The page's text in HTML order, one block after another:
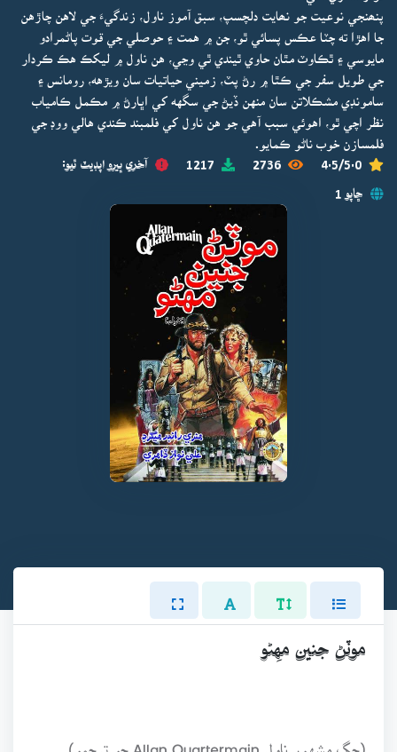
پنھنجي نوعيت جو نھايت دلچسپ، سبق آموز ناول، زندگيءَ جي لاهن چاڙهن
جا اهڙا ته چٽا عڪس پسائي ٿو، جن ۾ همت ۽ حوصلي جي قوت پاڻمرادو
مايوسي ۽ ٿڪاوٽ مٿان حاوي ٿيندي ٿي وڃي، هن ناول ۾ ليکڪ هڪ ڪردار
جي طويل سفر جي ڪٿا ۾ رڻ پٽ، زميني حياتيات سان ويڙهه، رومانس ۽
سامونڊي مشڪلاتن سان منهن ڏيڻ جي سگهه کي اڀارڻ ۾ مڪمل ڪامياب
نظر اچي ٿو، اهوئي سبب آهي جو هن ناول کي فلمبند ڪندي هالي ووڊ جي
فلمسازن خوب ناڻو ڪمايو.
4.5/5.0
2736
1217 آخري ڀيرو اپڊيٽ ٿيو:
ڇاپو 1
موٽڻ جنين مهِڻو
(جڳ مشهور ناول Allan Quartermain جو ترجمو)